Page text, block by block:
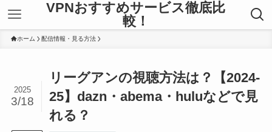
VPNおすすめサービス徹底比
較！
ホーム 配信情報・見る方法
リーグアンの視聴方法は？【2024-
25】dazn・abema・huluなどで見
れる？
2025
3/18